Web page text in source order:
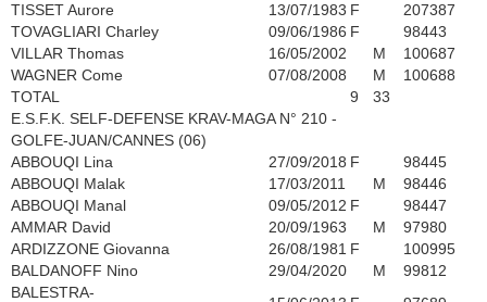
TISSET Aurore
13/07/1983 F
207387
TOVAGLIARI Charley
09/06/1986 F
98443
VILLAR Thomas
16/05/2002 M
100687
WAGNER Come
07/08/2008 M
100688
TOTAL
9
33
E.S.F.K. SELF-DEFENSE KRAV-MAGA N° 210 -
GOLFE-JUAN/CANNES (06)
ABBOUQI Lina
27/09/2018 F
98445
ABBOUQI Malak
17/03/2011 M
98446
ABBOUQI Manal
09/05/2012 F
98447
AMMAR David
20/09/1963 M
97980
ARDIZZONE Giovanna
26/08/1981 F
100995
BALDANOFF Nino
29/04/2020 M
99812
BALESTRA-